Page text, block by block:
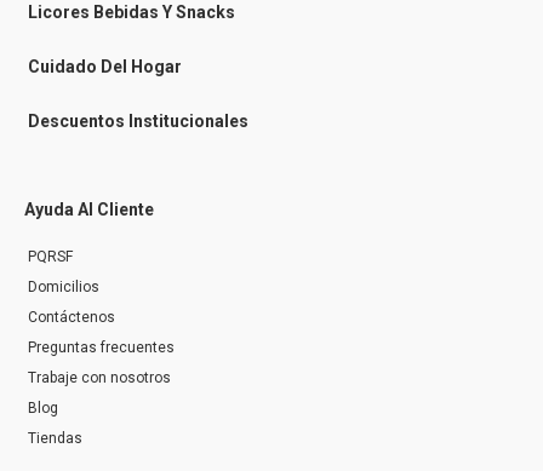
n
g
r
Licores Bebidas Y Snacks
Cuidado Del Hogar
Descuentos Institucionales
Ayuda Al Cliente
PQRSF
Domicilios
Contáctenos
Preguntas frecuentes
Trabaje con nosotros
Blog
Tiendas